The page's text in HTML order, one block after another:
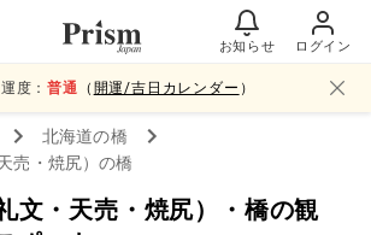
お知らせ ログイン
度：普通 （ 開運/吉日カレンダー ）
北海道の橋
売・焼尻）の橋
文・天売・焼尻）・橋の観